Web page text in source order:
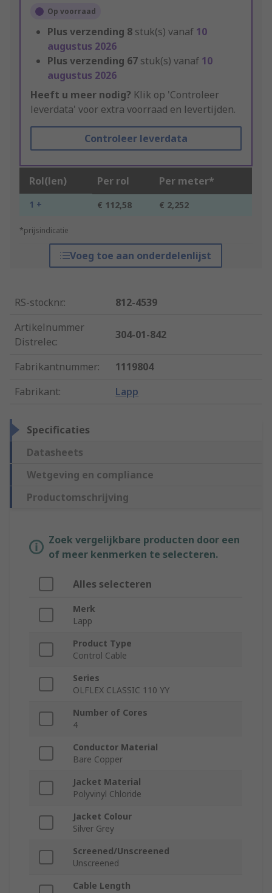
Op voorraad
Plus verzending 8 stuk(s) vanaf 10
augustus 2026
Plus verzending 67 stuk(s) vanaf 10
augustus 2026
Heeft u meer nodig? Klik op 'Controleer
leverdata' voor extra voorraad en levertijden.
Controleer leverdata
Rol(len) Per rol Per meter*
1 + € 112,58 € 2,252
*prijsindicatie
Voeg toe aan onderdelenlijst
RS-stocknr.:
812-4539
Artikelnummer
Distrelec:
304-01-842
Fabrikantnummer:
1119804
Fabrikant: Lapp
Specificaties
Datasheets
Wetgeving en compliance
Productomschrijving
Zoek vergelijkbare producten door een
of meer kenmerken te selecteren.
Alles selecteren
Merk
Lapp
Product Type
Control Cable
Series
OLFLEX CLASSIC 110 YY
Number of Cores
4
Conductor Material
Bare Copper
Jacket Material
Polyvinyl Chloride
Jacket Colour
Silver Grey
Screened/Unscreened
Unscreened
Cable Length